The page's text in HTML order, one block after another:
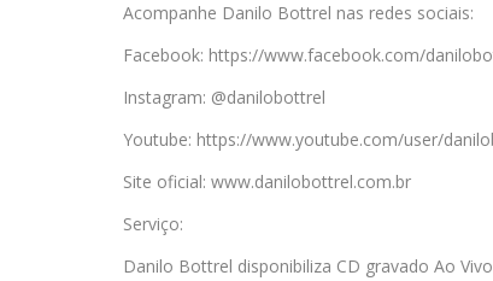
Acompanhe Danilo Bottrel nas redes sociais:
Facebook: https://www.facebook.com/
Instagram: @danilobottrel
Youtube: https://www.youtube.com/user/
Site oficial: www.danilobottrel.com.br
Serviço:
Danilo Bottrel disponibiliza CD gravado Ao